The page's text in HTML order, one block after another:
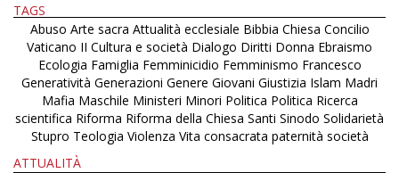
TAGS
Abuso Arte sacra Attualità ecclesiale Bibbia Chiesa Concilio
Vaticano II Cultura e società Dialogo Diritti Donna Ebraismo
Ecologia Famiglia Femminicidio Femminismo Francesco
Generatività Generazioni Genere Giovani Giustizia Islam Madri
Mafia Maschile Ministeri Minori Politica Politica Ricerca
scientifica Riforma Riforma della Chiesa Santi Sinodo Solidarietà
Stupro Teologia Violenza Vita consacrata paternità società
ATTUALITÀ